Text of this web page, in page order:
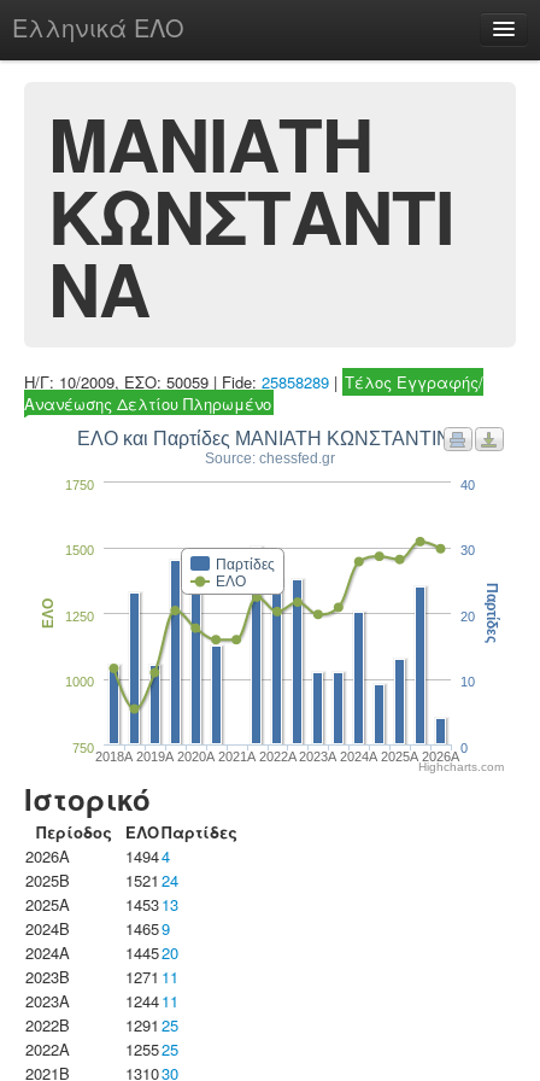
Ελληνικά ΕΛΟ
chesstu.be @ discord
Login
ΜΑΝΙΑΤΗ
ΚΩΝΣΤΑΝΤΙ
ΝΑ
Η/Γ: 10/2009, ΕΣΟ: 50059 | Fide: 25858289 | Τέλος Εγγραφής/
Ανανέωσης Δελτίου Πληρωμένο
ΕΛΟ και Παρτίδες ΜΑΝΙΑΤΗ ΚΩΝΣΤΑΝΤΙΝΑ
Source: chessfed.gr
Παρτίδες
ΕΛΟ
2018A 2019A 2020A 2021A 2022A2023Α 2024A 2025A 2026A
1000
750
1250
1500
1750
ΕΛΟ
0
10
20
30
40
Παρτίδες
Highcharts.com
Ιστορικό
Περίοδος ΕΛΟΠαρτίδες
2026A
14944
2025B
1521 24
2025A
145313
2024B
14659
2024A
144520
2023B
1271 11
2023Α
124411
2022B
1291 25
2022A
125525
2021B
131030